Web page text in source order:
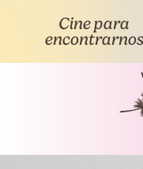
Cine para
encontrarnos